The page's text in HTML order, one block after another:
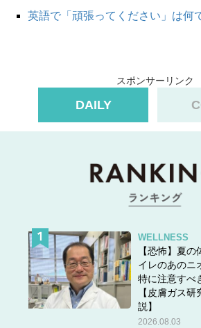
英語で「頑張ってください」は何
スポンサーリンク
DAILY
WELLNESS
【恐怖】夏
イレのあのニ
特に注意すべ
【皮膚ガス
説】
2026.08.03